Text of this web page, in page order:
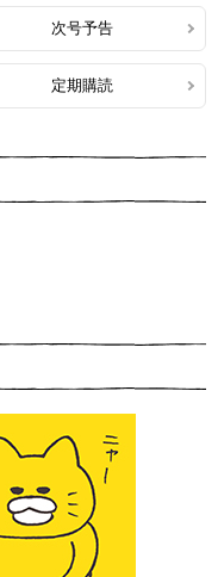
次号予告
定期購読